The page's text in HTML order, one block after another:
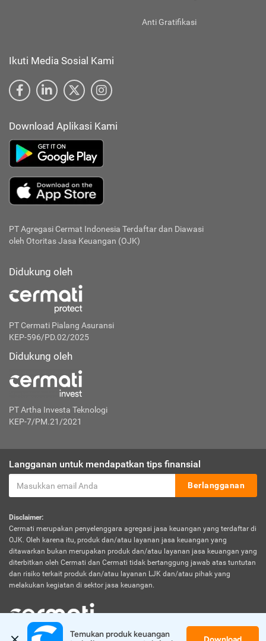
Anti Gratifikasi
Ikuti Media Sosial Kami
Download Aplikasi Kami
PT Agregasi Cermat Indonesia Terdaftar dan Diawasi
oleh Otoritas Jasa Keuangan (OJK)
Didukung oleh
PT Cermati Pialang Asuransi
KEP-596/PD.02/2025
Didukung oleh
PT Artha Investa Teknologi
KEP-7/PM.21/2021
Langganan untuk mendapatkan tips finansial
Berlangganan
Disclaimer:
Cermati merupakan penyelenggara agregasi jasa keuangan yang terdaftar di
OJK. Oleh karena itu, produk dan/atau layanan jasa keuangan yang
ditawarkan bukan merupakan produk dan/atau layanan jasa keuangan yang
diterbitkan oleh Cermati dan Cermati tidak bertanggung jawab atas tuntutan
dan risiko terkait produk dan/atau layanan LJK dan/atau pihak yang
melakukan kegiatan di sektor jasa keuangan.
© 2026 Cermati. All Rights Reserved.
Temukan produk keuangan